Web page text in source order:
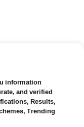
information
and verified
Results,
Trending